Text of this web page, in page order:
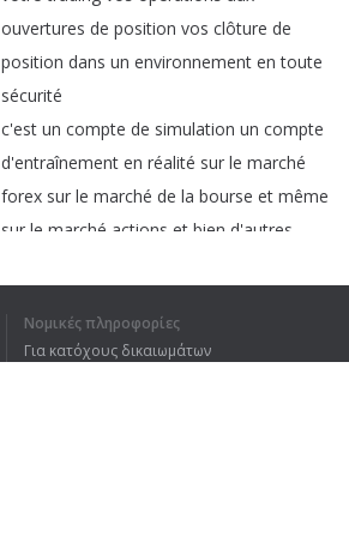
ouvertures de position vos clôture de
position dans un environnement en toute
sécurité
c'est un compte de simulation un compte
d'entraînement en réalité sur le marché
forex sur le marché de la bourse et même
sur le marché actions et bien d'autres
vous allez apprendre à
graphique ajouté un indicateur technique
Νομικές πληροφορίες
Για κατόχους δικαιωμάτων